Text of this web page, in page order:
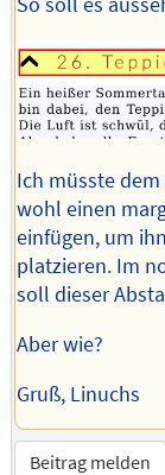
Ich müsste
wohl einen
einfügen, um
platzieren. Im
soll dieser
Aber wie?
Gruß, Linuchs
Beitrag melden